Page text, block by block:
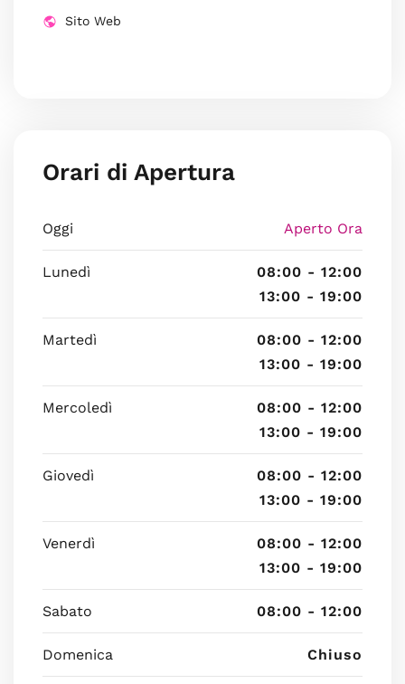
Sito Web
Orari di Apertura
Oggi Aperto Ora
Lunedì
08:00 - 12:00
13:00 - 19:00
Martedì
08:00 - 12:00
13:00 - 19:00
Mercoledì
08:00 - 12:00
13:00 - 19:00
Giovedì
08:00 - 12:00
13:00 - 19:00
Venerdì
08:00 - 12:00
13:00 - 19:00
Sabato 08:00 - 12:00
Domenica Chiuso